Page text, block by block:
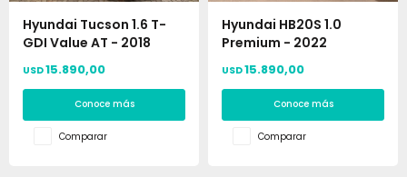
Hyundai Tucson 1.6 T-
GDI Value AT - 2018
USD15.890,00
Conoce más
Comparar
Hyundai HB20S 1.0
Premium - 2022
USD15.890,00
Conoce más
Comparar